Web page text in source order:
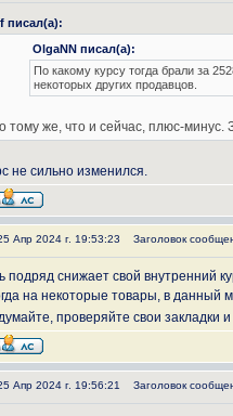
писал(а):
OlgaNN писал(а):
По какому курсу тогда брали за
некоторых других продавцов.
тому же, что и сейчас, плюс-минус.
не сильно изменился.
Апр 2024 г. 19:53:23 Заголовок
подряд снижает свой внутренний
на некоторые товары, в данный
проверяйте свои закладки
Апр 2024 г. 19:56:21 Заголовок